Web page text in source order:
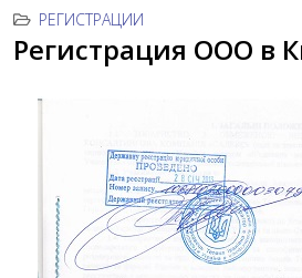
РЕГИСТРАЦИИ
Регистрация ООО в